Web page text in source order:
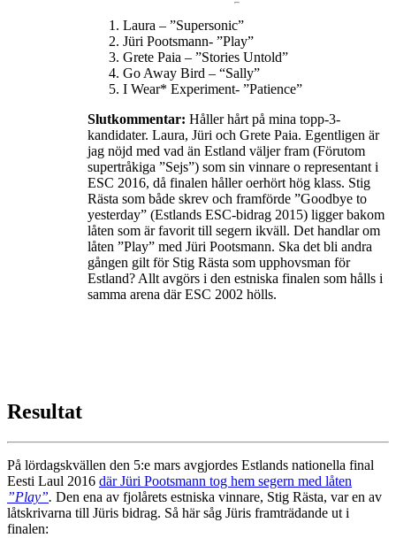
Laura – ”Supersonic”
Jüri Pootsmann- ”Play”
Grete Paia – ”Stories Untold”
Go Away Bird – “Sally”
I Wear* Experiment- ”Patience”
Slutkommentar: Håller hårt på mina topp-3-
kandidater. Laura, Jüri och Grete Paia. Egentligen är
jag nöjd med vad än Estland väljer fram (Förutom
supertråkiga ”Sejs”) som sin vinnare o representant i
ESC 2016, då finalen håller oerhört hög klass. Stig
Rästa som både skrev och framförde ”Goodbye to
yesterday” (Estlands ESC-bidrag 2015) ligger bakom
låten som är favorit till segern ikväll. Det handlar om
låten ”Play” med Jüri Pootsmann. Ska det bli andra
gången gilt för Stig Rästa som upphovsman för
Estland? Allt avgörs i den estniska finalen som hålls i
samma arena där ESC 2002 hölls.
Resultat
På lördagskvällen den 5:e mars avgjordes Estlands nationella final
Eesti Laul 2016 där Jüri Pootsmann tog hem segern med låten
”Play”. Den ena av fjolårets estniska vinnare, Stig Rästa, var en av
låtskrivarna till Jüris bidrag. Så här såg Jüris framträdande ut i
finalen: